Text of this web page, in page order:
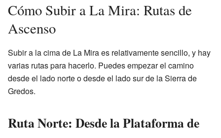
Cómo Subir a La Mira: Rutas de
Ascenso
Subir a la cima de La Mira es relativamente sencillo, y hay
varias rutas para hacerlo. Puedes empezar el camino
desde el lado norte o desde el lado sur de la Sierra de
Gredos.
Ruta Norte: Desde la Plataforma de